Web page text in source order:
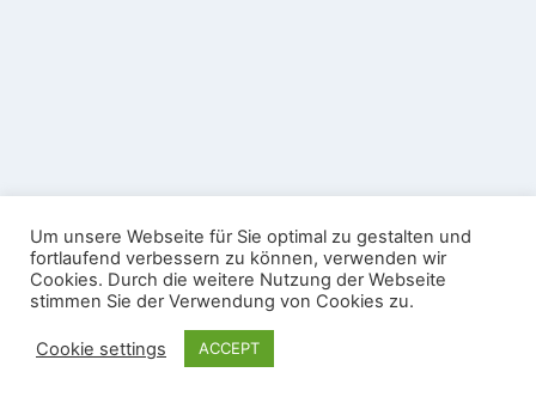
Nutzungsbedingungen Gäste-WLAN
© 2026 Sportschützenverein Köndringen e.V. -
WordPress Theme von
Um unsere Webseite für Sie optimal zu gestalten und
fortlaufend verbessern zu können, verwenden wir
Cookies. Durch die weitere Nutzung der Webseite
stimmen Sie der Verwendung von Cookies zu.
Cookie settings ACCEPT